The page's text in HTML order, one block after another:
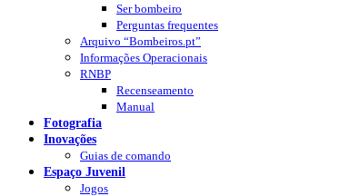
Ser bombeiro
Perguntas frequentes
Arquivo “Bombeiros.pt”
Informações Operacionais
RNBP
Recenseamento
Manual
Fotografia
Inovações
Guias de comando
Espaço Juvenil
Jogos